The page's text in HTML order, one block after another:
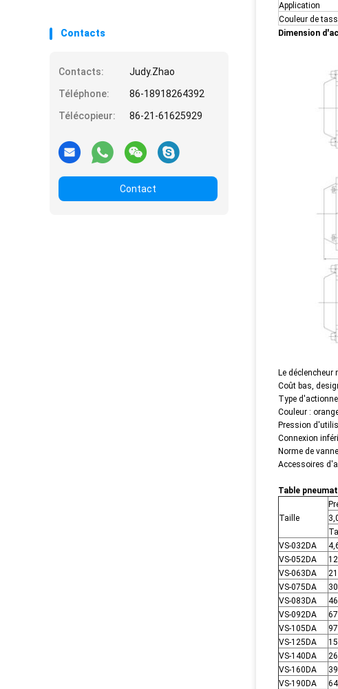
Contacts
Contacts:
Judy.Zhao
Téléphone:
86-18918264392
Télécopieur:
86-21-61625929
Contact
Application
Couleur de
Dimension
Le
Coût bas,
Type
Couleur :
Pression
Connexion
Norme de
Accessoires
Table
Taille
VS-032DA
VS-052DA
VS-063DA
VS-075DA
VS-083DA
VS-092DA
VS-105DA
VS-125DA
VS-140DA
VS-160DA
VS-190DA